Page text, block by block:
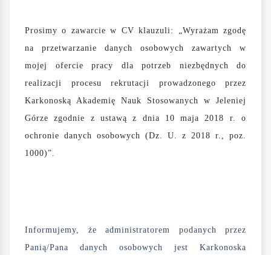
Prosimy o zawarcie w CV klauzuli: „Wyrażam zgodę
na przetwarzanie danych osobowych zawartych w
mojej ofercie pracy dla potrzeb niezbędnych do
realizacji procesu rekrutacji prowadzonego przez
Karkonoską Akademię Nauk Stosowanych w Jeleniej
Górze zgodnie z ustawą z dnia 10 maja 2018 r. o
ochronie danych osobowych (Dz. U. z 2018 r., poz.
1000)”.
Informujemy, że administratorem podanych przez
Panią/Pana danych osobowych jest Karkonoska